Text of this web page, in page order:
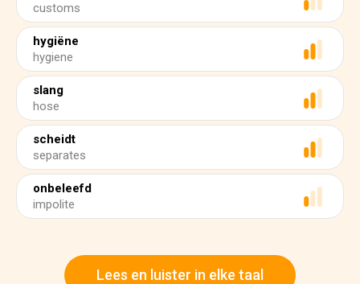
customs
hygiëne
hygiene
slang
hose
scheidt
separates
onbeleefd
impolite
Lees en luister in elke taal